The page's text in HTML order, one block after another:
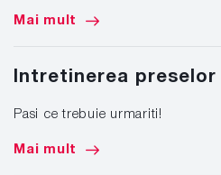
Mai mult
Intretinerea preselor
Pasi ce trebuie urmariti!
Mai mult